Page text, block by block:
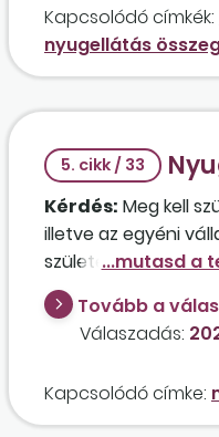
Kapcsolódó címkék:
nyugellátás
5. cikk / 33
Kérdés: Meg kell
illetve az egyéni
született
2023. augusztus 1-
az öregségi
melyik napon kell
Tovább a
Válaszadás:
Kapcsolódó címke: